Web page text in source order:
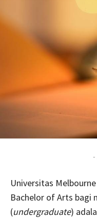
-
Universitas
Bachelor of Arts bagi
(undergraduate)